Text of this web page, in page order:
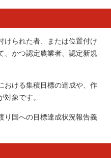
られた者、または位置付け
、かつ認定農業者、認定新規
おける集積目標の達成や、作
象です。
り国への目標達成状況報告義